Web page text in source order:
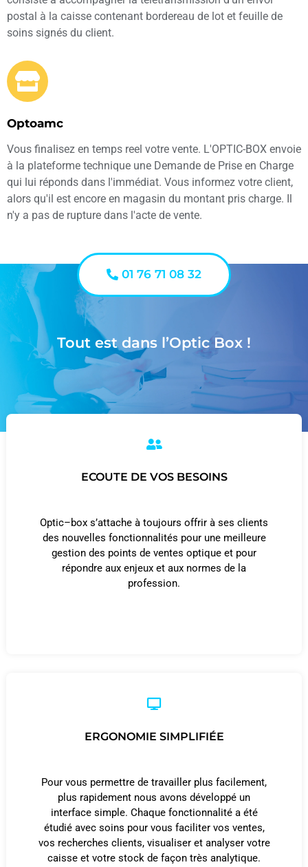
postal à la caisse contenant bordereau de lot et feuille de
soins signés du client.
Optoamc
Vous finalisez en temps reel votre vente. L'OPTIC-BOX envoie
à la plateforme technique une Demande de Prise en Charge
qui lui réponds dans l'immédiat. Vous informez votre client,
alors qu'il est encore en magasin du montant pris charge. Il
n'y a pas de rupture dans l'acte de vente.
01 76 71 08 32
Tout est dans l’Optic Box !
ECOUTE DE VOS BESOINS
Optic–box s’attache à toujours offrir à ses clients
des nouvelles fonctionnalités pour une meilleure
gestion des points de ventes optique et pour
répondre aux enjeux et aux normes de la
profession.
ERGONOMIE SIMPLIFIÉE
Pour vous permettre de travailler plus facilement,
plus rapidement nous avons développé un
interface simple. Chaque fonctionnalité a été
étudié avec soins pour vous faciliter vos ventes,
vos recherches clients, visualiser et analyser votre
caisse et votre stock de façon très analytique.